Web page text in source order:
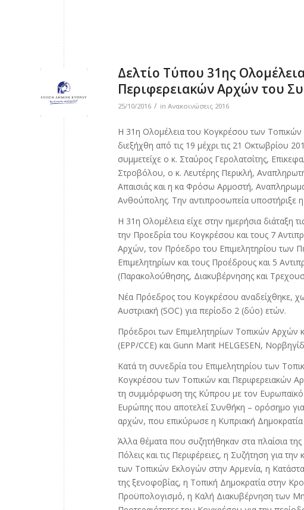
Δελτίο Τύπου 31ης
Περιφερειακών Αρχών του
25/10/2016 / in Ανακοινώσεις 2016
Η 31η Ολομέλεια του Κογκρέσου των
διεξήχθη από τις 19 μέχρι τις 21 Οκτωβρίου
συμμετείχε o κ. Σταύρος Γερολατσίτης,
Στροβόλου, ο κ. Λευτέρης Περικλή,
Απαισιάς και η κα Φρόσω Αρμοστή,
Ανθούπολης. Την αντιπροσωπεία υποστήριξε
Η 31η Ολομέλεια είχε στην ημερήσια διάταξη
την Προεδρία του Κογκρέσου και τους 7
Αρχών, τον Πρόεδρο του Επιμελητηρίου των
Επιμελητηρίων και τους Προέδρους και 5
(Παρακολούθησης, Διακυβέρνησης και
Νέα Πρόεδρος του Κογκρέσου αναδείχθηκε,
Αυστριακή (SOC) για περίοδο 2 (δύο) ετών.
Πρόεδροι των Επιμελητηρίων Τοπικών Αρχών
(EPP/CCE) και Gunn Marit HELGESEN,
Κατά τη συνεδρία του Επιμελητηρίου των
Κογκρέσου των Τοπικών και Περιφερειακών
τη συμμόρφωση της Κύπρου με τον Ευρωπαϊκό
Ευρώπης που αποτελεί Συνθήκη – ορόσημο για
αρχών, που επικύρωσε η Κυπριακή
Άλλα θέματα που συζητήθηκαν στα πλαίσια
Πόλεις και τις Περιφέρειες, η Συζήτηση για
των Τοπικών Εκλογών στην Αρμενία, η
της ξενοφοβίας, η Τοπική Δημοκρατία στην
Προϋπολογισμό, η Καλή Διακυβέρνηση των